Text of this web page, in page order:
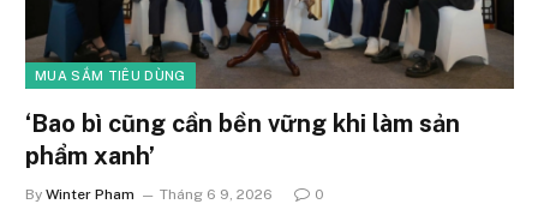
MUA SẮM TIÊU DÙNG
‘Bao bì cũng cần bền vững khi làm sản
phẩm xanh’
By Winter Pham Tháng 6 9, 2026 0